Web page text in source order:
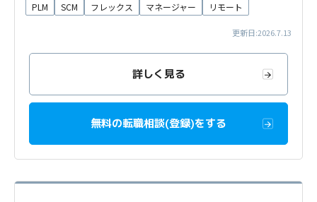
PLM SCM フレックス マネージャー リモート
更新日:2026.7.13
詳しく見る
無料の転職相談(登録)をする